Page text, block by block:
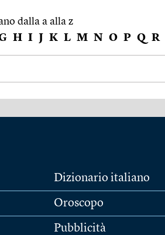
dalla a alla z
H I J K L M N O P Q R
Dizionario italiano
Oroscopo
Pubblicità